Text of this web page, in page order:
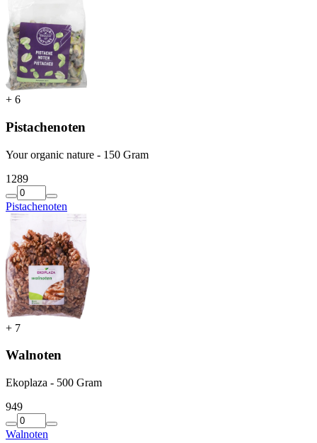
+ 6
Pistachenoten
Your organic nature - 150 Gram
1289
Pistachenoten
+ 7
Walnoten
Ekoplaza - 500 Gram
949
Walnoten